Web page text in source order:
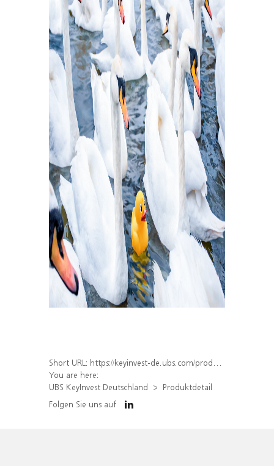
Short URL: https://keyinvest-de.ubs.com/produkt/detail/index/isin/DE000WA62381
You are here:
UBS KeyInvest Deutschland
Produktdetail
Folgen Sie uns auf